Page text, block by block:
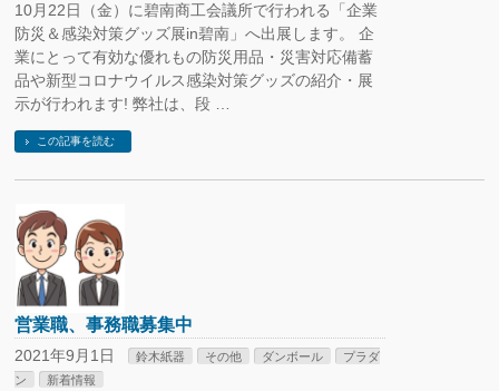
10月22日（金）に碧南商工会議所で行われる「企業
防災＆感染対策グッズ展in碧南」へ出展します。 企
業にとって有効な優れもの防災用品・災害対応備蓄
品や新型コロナウイルス感染対策グッズの紹介・展
示が行われます! 弊社は、段 …
この記事を読む
営業職、事務職募集中
2021年9月1日 鈴木紙器 その他 ダンボール
プラダ
ン
新着情報